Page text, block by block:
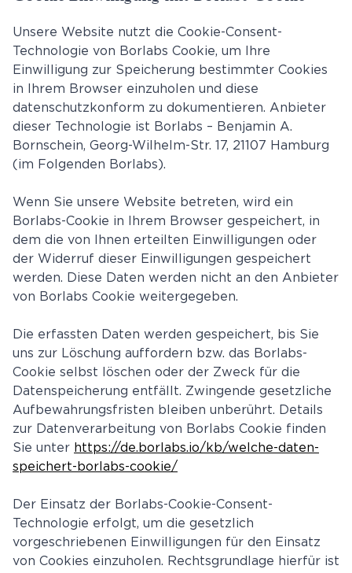
Unsere Website nutzt die Cookie-Consent-
Technologie von Borlabs Cookie, um Ihre
Einwilligung zur Speicherung bestimmter Cookies
in Ihrem Browser einzuholen und diese
datenschutzkonform zu dokumentieren. Anbieter
dieser Technologie ist Borlabs – Benjamin A.
Bornschein, Georg-Wilhelm-Str. 17, 21107 Hamburg
(im Folgenden Borlabs).
Wenn Sie unsere Website betreten, wird ein
Borlabs-Cookie in Ihrem Browser gespeichert, in
dem die von Ihnen erteilten Einwilligungen oder
der Widerruf dieser Einwilligungen gespeichert
werden. Diese Daten werden nicht an den Anbieter
von Borlabs Cookie weitergegeben.
Die erfassten Daten werden gespeichert, bis Sie
uns zur Löschung auffordern bzw. das Borlabs-
Cookie selbst löschen oder der Zweck für die
Datenspeicherung entfällt. Zwingende gesetzliche
Aufbewahrungsfristen bleiben unberührt. Details
zur Datenverarbeitung von Borlabs Cookie finden
Sie unter https://de.borlabs.io/kb/welche-daten-
speichert-borlabs-cookie/
Der Einsatz der Borlabs-Cookie-Consent-
Technologie erfolgt, um die gesetzlich
vorgeschriebenen Einwilligungen für den Einsatz
von Cookies einzuholen. Rechtsgrundlage hierfür ist